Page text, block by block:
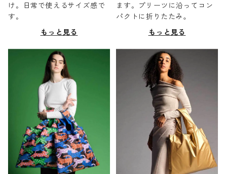
け。日常で使えるサイズ感で
す。
もっと見る
ます。プリーツに沿ってコン
パクトに折りたたみ。
もっと見る